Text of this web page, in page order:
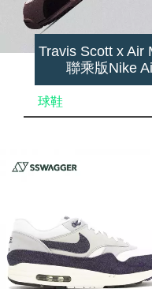
Travis Scott x Air
聯乘版Nike
球鞋